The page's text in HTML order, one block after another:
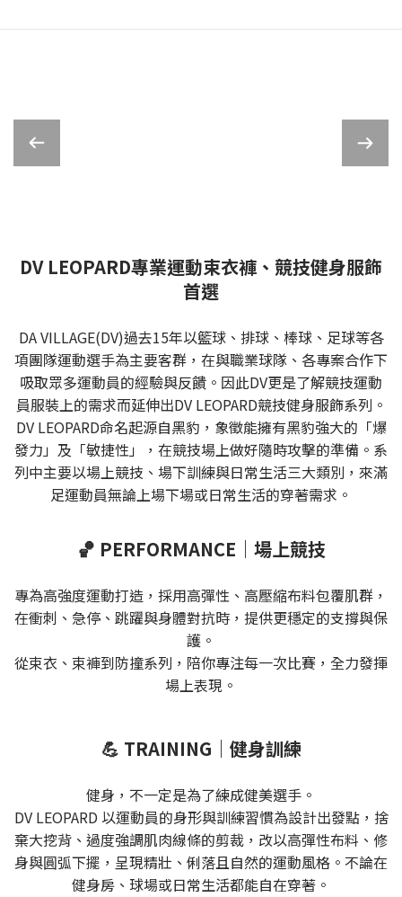
DV LEOPARD專業運動束衣褲、競技健身服飾
首選
DA VILLAGE(DV)過去15年以籃球、排球、棒球、足球等各
項團隊運動選手為主要客群，在與職業球隊、各專案合作下
吸取眾多運動員的經驗與反饋。因此DV更是了解競技運動
員服裝上的需求而延伸出DV LEOPARD競技健身服飾系列。
DV LEOPARD命名起源自黑豹，象徵能擁有黑豹強大的「爆
發力」及「敏捷性」，在競技場上做好隨時攻擊的準備。系
列中主要以場上競技、場下訓練與日常生活三大類別，來滿
足運動員無論上場下場或日常生活的穿著需求。
🏀 PERFORMANCE｜場上競技
專為高強度運動打造，採用高彈性、高壓縮布料包覆肌群，
在衝刺、急停、跳躍與身體對抗時，提供更穩定的支撐與保
護。
從束衣、束褲到防撞系列，陪你專注每一次比賽，全力發揮
場上表現。
💪 TRAINING｜健身訓練
健身，不一定是為了練成健美選手。
DV LEOPARD 以運動員的身形與訓練習慣為設計出發點，捨
棄大挖背、過度強調肌肉線條的剪裁，改以高彈性布料、修
身與圓弧下擺，呈現精壯、俐落且自然的運動風格。不論在
健身房、球場或日常生活都能自在穿著。